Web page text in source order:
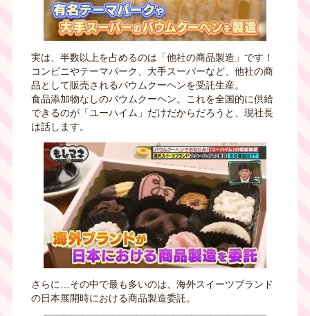
実は、半数以上を占めるのは「他社の商品製造」です！
コンビニやテーマパーク、大手スーパーなど、他社の商
品として販売されるバウムクーヘンを受託生産。
食品添加物なしのバウムクーヘン。これを全国的に供給
できるのが「ユーハイム」だけだからだろうと、現社長
は話します。
さらに…その中で最も多いのは、海外スイーツブランド
の日本展開時における商品製造委託。